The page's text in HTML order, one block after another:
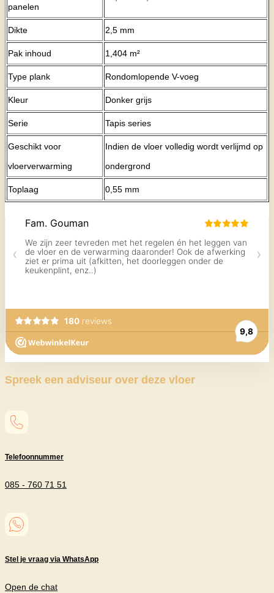
panelen
Dikte 2,5 mm
Pak inhoud 1,404 m²
Type plank Rondomlopende V-voeg
Kleur Donker grijs
Serie Tapis series
Geschikt voor
vloerverwarming
Indien de vloer volledig wordt verlijmd op
ondergrond
Toplaag 0,55 mm
Spreek een adviseur over deze vloer
Telefoonnummer
085 - 760 71 51
Stel je vraag via WhatsApp
Open de chat